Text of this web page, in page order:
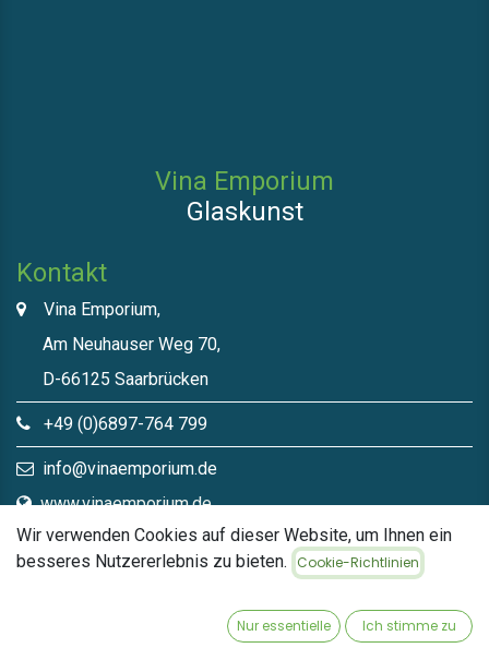
Vina Emporium
Glaskunst
Kontakt
Vina Emporium,
Am Neuhauser Weg 70,
D-66125 Saarbrücken
+49 (0)6897-764 799
info@vinaemporium.de
www.vinaemporium.de
Direktlinks​
Wir verwenden Cookies auf dieser Website, um Ihnen ein
besseres Nutzererlebnis zu bieten.
Cookie-Richtlinien
Nur essentielle Ich stimme zu